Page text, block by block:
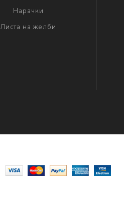
Нарачки
Листа на желби